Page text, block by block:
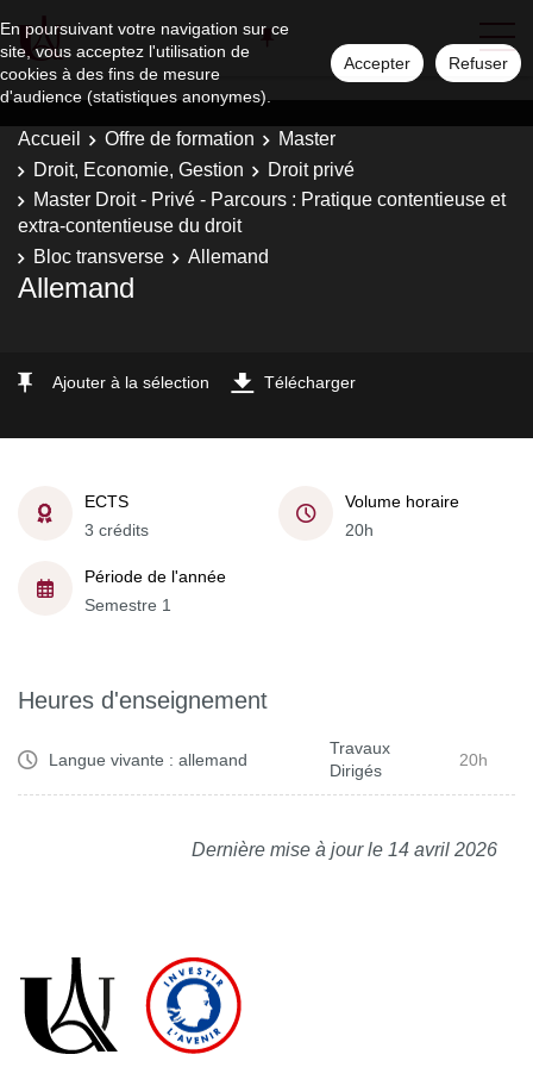
En poursuivant votre navigation sur ce
site, vous acceptez l'utilisation de
cookies à des fins de mesure
d'audience (statistiques anonymes).
Accepter Refuser
Accueil Offre de formation
Master
Droit, Economie, Gestion
Droit privé
Master Droit - Privé - Parcours : Pratique contentieuse et
extra-contentieuse du droit
Bloc transverse
Allemand
Allemand
Ajouter à la sélection Télécharger
ECTS
3 crédits
Volume horaire
20h
Période de l'année
Semestre 1
Heures d'enseignement
Langue vivante : allemand
Travaux
Dirigés
20h
Dernière mise à jour le 14 avril 2026